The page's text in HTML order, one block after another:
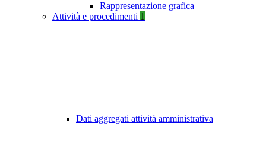
Rappresentazione grafica
Attività e procedimenti 1
Dati aggregati attività amministrativa